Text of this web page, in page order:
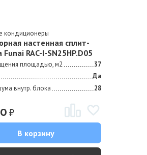
кондиционеры
настенная сплит-
Funai RAC-I-SN25HP.D05
площадью, м2
37
Да
внутр. блока
28
₽
В корзину